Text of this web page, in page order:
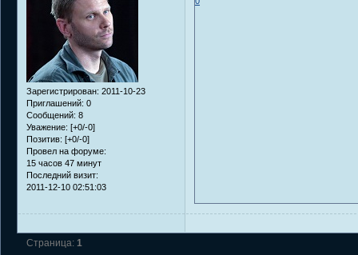
Зарегистрирован: 2011-10-23
Приглашений: 0
Сообщений: 8
Уважение: [+0/-0]
Позитив: [+0/-0]
Провел на форуме:
15 часов 47 минут
Последний визит:
2011-12-10 02:51:03
Страница: 1